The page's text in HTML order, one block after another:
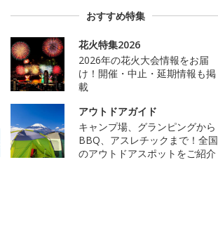
おすすめ特集
花火特集2026
2026年の花火大会情報をお届
け！開催・中止・延期情報も掲
載
アウトドアガイド
キャンプ場、グランピングから
BBQ、アスレチックまで！全国
のアウトドアスポットをご紹介